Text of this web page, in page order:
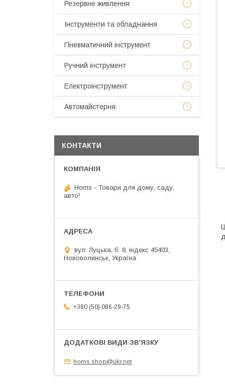
Резервне живлення
Інструменти та обладнання
Пневматичний інструмент
Ручний інструмент
Електроінструмент
Автомайстерня
КОНТАКТИ
Homs - Товари для дому, саду,
авто!
вул. Луцька, б. 8, індекс 45403,
Нововолинськ, Україна
+380 (50) 086-29-75
homs.shop@ukr.net